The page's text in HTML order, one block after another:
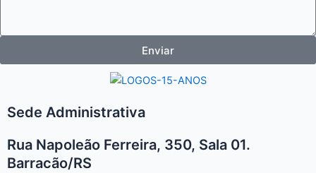
Enviar
Sede Administrativa
Rua Napoleão Ferreira, 350, Sala 01.
Barracão/RS